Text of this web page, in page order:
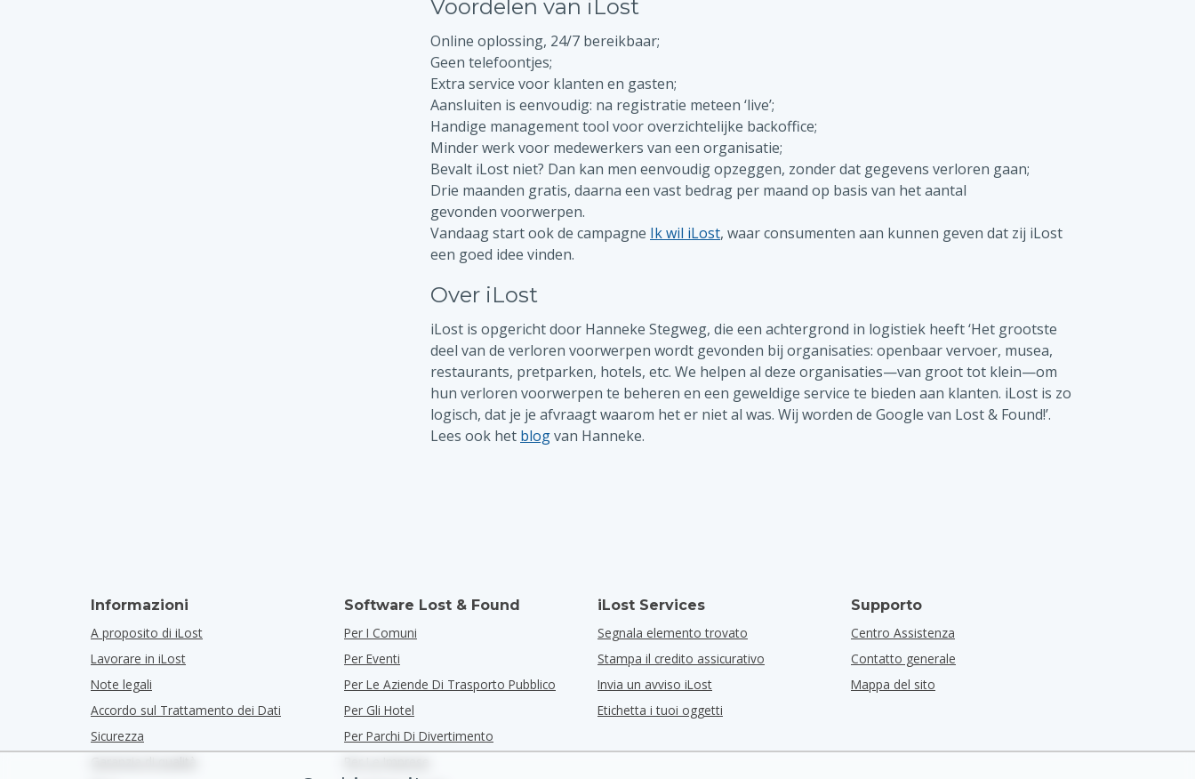
Voordelen van iLost
Online oplossing, 24/7 bereikbaar;
Geen telefoontjes;
Extra service voor klanten en gasten;
Aansluiten is eenvoudig: na registratie meteen ‘live’;
Handige management tool voor overzichtelijke backoffice;
Minder werk voor medewerkers van een organisatie;
Bevalt iLost niet? Dan kan men eenvoudig opzeggen, zonder dat gegevens verloren gaan;
Drie maanden gratis, daarna een vast bedrag per maand op basis van het aantal
gevonden voorwerpen.
Vandaag start ook de campagne Ik wil iLost, waar consumenten aan kunnen geven dat zij iLost
een goed idee vinden.
Over iLost
iLost is opgericht door Hanneke Stegweg, die een achtergrond in logistiek heeft ‘Het grootste
deel van de verloren voorwerpen wordt gevonden bij organisaties: openbaar vervoer, musea,
restaurants, pretparken, hotels, etc. We helpen al deze organisaties—van groot tot klein—om
hun verloren voorwerpen te beheren en een geweldige service te bieden aan klanten. iLost is zo
logisch, dat je je afvraagt waarom het er niet al was. Wij worden de Google van Lost & Found!’.
Lees ook het blogvan Hanneke.
Informazioni
A proposito di iLost
Lavorare in iLost
Note legali
Accordo sul Trattamento dei Dati
Sicurezza
Software Lost & Found
Per I Comuni
Per Eventi
Per Le Aziende Di Trasporto Pubblico
Per Gli Hotel
Per Parchi Di Divertimento
iLost Services
Segnala elemento trovato
Stampa il credito assicurativo
Invia un avviso iLost
Etichetta i tuoi oggetti
Supporto
Centro Assistenza
Contatto generale
Mappa del sito